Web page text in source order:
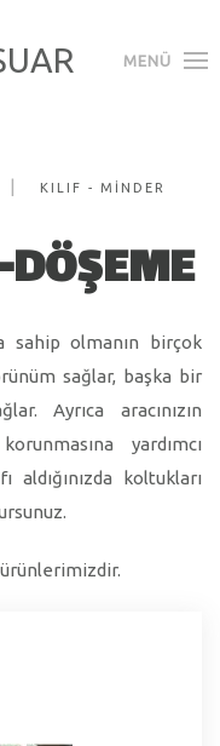
MENÜ
KILIF - MİNDER
sahip olmanın birçok
sağlar, başka bir
Ayrıca aracınızın
yardımcı
koltukları